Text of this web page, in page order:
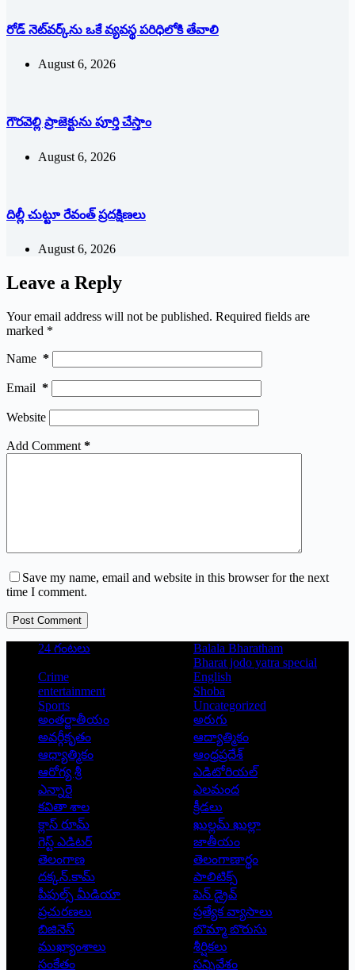
రోడ్ నెట్‌వర్క్‌ను ఒకే వ్య‌వ‌స్థ ప‌రిధిలోకి తేవాలి
August 6, 2026
గౌరవెల్లి ప్రాజెక్టును పూర్తి చేస్తాం
August 6, 2026
దిల్లీ చుట్టూ రేవంత్ ప్ర‌ద‌క్షిణ‌లు
August 6, 2026
Leave a Reply
Your email address will not be published. Required fields are
marked *
Name *
Email *
Website
Add Comment *
Save my name, email and website in this browser for the next
time I comment.
Post Comment
24 గంటలు
Balala Bharatham
Bharat jodo yatra special
Crime
English
entertainment
Shoba
Sports
Uncategorized
అంతర్జాతీయం
అరుగు
అవర్గీకృతం
ఆద్యాత్మికం
ఆధ్యాత్మికం
ఆంధ్రప్రదేశ్
ఆరోగ్య శ్రీ
ఎడిటోరియల్
ఎన్నారై
ఎలమంద
కవితా శాల
క్రీడలు
క్లాస్ రూమ్
ఖుల్లమ్ ఖుల్లా
గెస్ట్ ఎడిటర్
జాతీయం
తెలంగాణ
తెలంగాణార్థం
దక్కన్.కామ్
పాలిటిక్స్
పీపుల్స్ ‌మీడియా
పెన్ డ్రైవ్
ప్రచురణలు
ప్రత్యేక వ్యాసాలు
బిజినెస్
బొమ్మా బొరుసు
ముఖ్యాంశాలు
శీర్షికలు
సంకేతం
సన్నివేశం